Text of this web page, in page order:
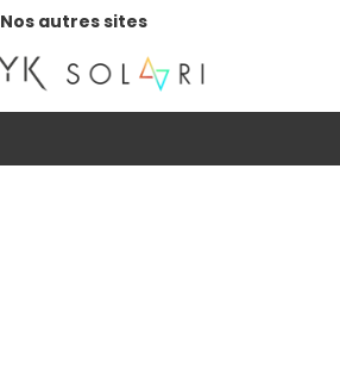
Nos autres sites